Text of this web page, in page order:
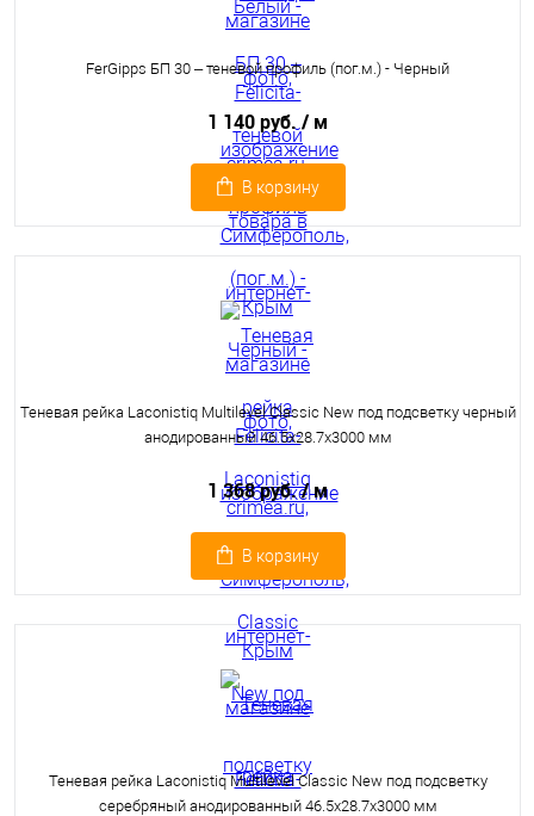
FerGipps БП 30 – теневой профиль (пог.м.) - Черный
1 140 руб./ м
В корзину
Теневая рейка Laconistiq Multilevel Classic New под подсветку черный
анодированный 46.5x28.7x3000 мм
1 368 руб./ м
В корзину
Теневая рейка Laconistiq Multilevel Classic New под подсветку
серебряный анодированный 46.5x28.7x3000 мм